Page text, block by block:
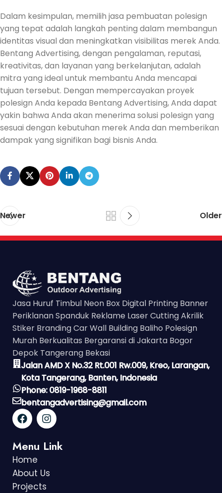
Dalam kesimpulan, memilih jasa pembuatan polesign
yang tepat adalah langkah penting dalam membangun
identitas visual dan meningkatkan visibilitas merek Anda.
Bentang Advertising, dengan pengalaman, reputasi,
kreativitas, dan layanan yang berkelanjutan, adalah
mitra yang ideal untuk membantu Anda mencapai
tujuan tersebut. Dengan mempercayakan proyek
polesign Anda kepada Bentang Advertising, Anda dapat
yakin bahwa Anda akan menerima solusi polesign yang
sesuai dengan kebutuhan merek Anda dan memberikan
dampak yang signifikan bagi bisnis Anda.
Newer Older
Jasa Huruf Timbul Neon Box Digital Printing Banner
Periklanan Spanduk Reklame Laser Cutting Akrilik
Stiker Branding Car Wall Building Baliho Polesign
Murah Berkualitas Bergaransi di Jakarta Bogor
Depok Tangerang Bekasi
Jalan AMD X No.32 Rt.001 Rw.009, Kreo, Larangan,
Kota Tangerang, Banten, Indonesia
Phone: 0819-1968-8811
bentangadvertising@gmail.com
Menu Link
Home
About Us
Projects